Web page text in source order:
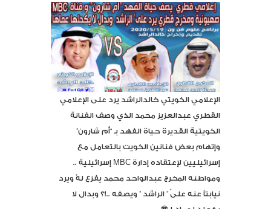
الإعلامي الكويتي خالدالراشد يرد على الإعلامي
القطري عبدالعزيز محمد الذي وصف الفنانة
الكويتية القديرة حياة الفهد بـ “أم شارون”
وإتهام بعض فنانين الكويت بالتعامل مع
إسرائيليين لإعتقاده إدارة MBC إسرائيلية ..
ومواطنه المخرج عبدالواحد محمد يفزع لهُ ويرد
نيابتاً عنه علىٰ ” الراشد ” ويصفه ..!؟ وبدال لا